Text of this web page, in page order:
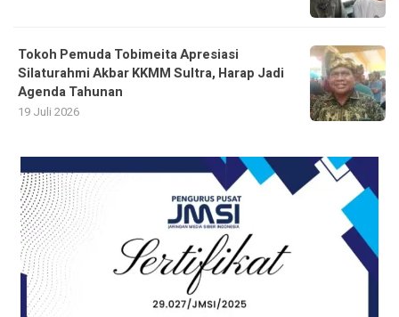
Tokoh Pemuda Tobimeita Apresiasi
Silaturahmi Akbar KKMM Sultra, Harap Jadi
Agenda Tahunan
19 Juli 2026